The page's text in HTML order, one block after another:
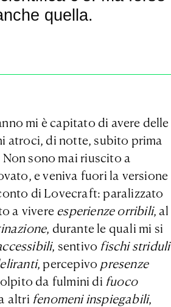
quella.
mi è capitato di avere delle
atroci, di notte, subito prima
sono mai riuscito a
e veniva fuori la versione
di Lovecraft: paralizzato
a vivere esperienze orribili, al
, durante le quali mi si
, sentivo fischi striduli
, percepivo presenze
da fulmini di fuoco
altri fenomeni inspiegabili,